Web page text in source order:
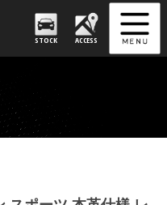
STOCK ACCESS